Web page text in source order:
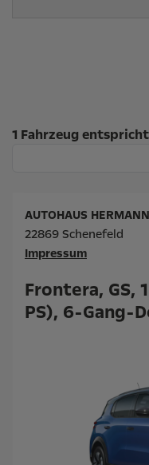
Suchergebnisse
1 Fahrzeug
Frontera, GS,
PS), 6-Gang-
AUTOHAUS
22869 Schenefeld
Impressum